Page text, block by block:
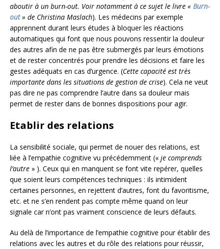
aboutir à un burn-out. Voir notamment à ce sujet le livre « Burn-
out» de Christina Maslach). Les médecins par exemple
apprennent durant leurs études à bloquer les réactions
automatiques qui font que nous pouvons ressentir la douleur
des autres afin de ne pas être submergés par leurs émotions
et de rester concentrés pour prendre les décisions et faire les
gestes adéquats en cas d’urgence. (Cette capacité est très
importante dans les situations de gestion de crise). Cela ne veut
pas dire ne pas comprendre l’autre dans sa douleur mais
permet de rester dans de bonnes dispositions pour agir.
Etablir des relations
La sensibilité sociale, qui permet de nouer des relations, est
liée à l’empathie cognitive vu précédemment (« je comprends
l’autre » ). Ceux qui en manquent se font vite repérer, quelles
que soient leurs compétences techniques : ils intimident
certaines personnes, en rejettent d’autres, font du favoritisme,
etc. et ne s’en rendent pas compte même quand on leur
signale car n’ont pas vraiment conscience de leurs défauts.
Au delà de l’importance de l’empathie cognitive pour établir des
relations avec les autres et du rôle des relations pour réussir,